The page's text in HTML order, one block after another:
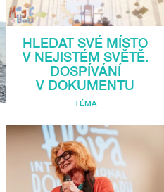
HLEDAT SVÉ MÍSTO
V NEJISTÉM SVĚTĚ.
DOSPÍVÁNÍ
V DOKUMENTU
TÉMA